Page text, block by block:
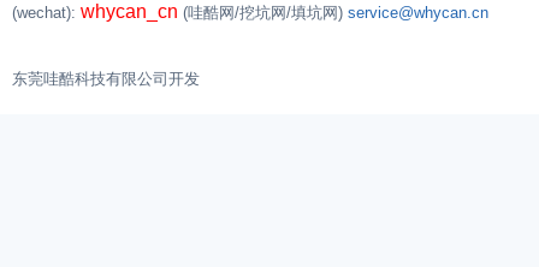
(wechat): whycan_cn (哇酷网/挖坑网/填坑网) service@whycan.cn
东莞哇酷科技有限公司开发